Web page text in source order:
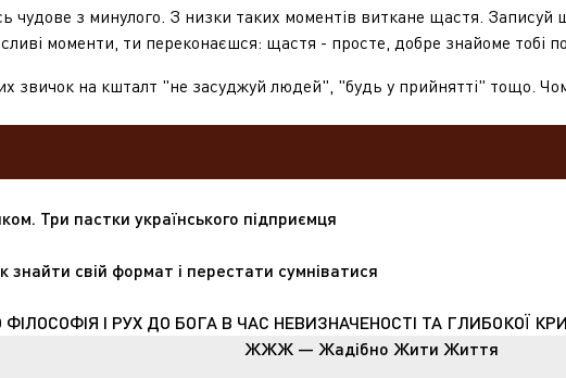
чудове з минулого. З низки таких моментів виткане щастя.
моменти, ти переконаєшся: щастя - просте, добре знайоме тобі
на кшталт "не засуджуй людей", "будь у прийнятті" тощо.
Три пастки українського підприємця
знайти свій формат і перестати сумніватися
І РУХ ДО БОГА В ЧАС НЕВИЗНАЧЕНОСТІ ТА ГЛИБОКОЇ
ЖЖЖ — Жадібно Жити Життя